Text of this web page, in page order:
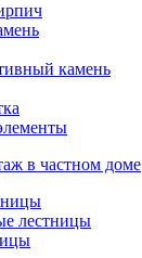
камень
в частном доме
лестницы